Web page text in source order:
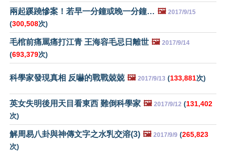
兩起蹊蹺慘案！若早一分鐘或晚一分鐘… 🖼️ 2017/9/15
(300,508次)
毛棺前痛罵痛打江青 王海容毛忌日離世 🖼️ 2017/9/14
(693,379次)
科學家發現真相 反嚇的戰戰兢兢 🖼️ 2017/9/13 (133,881次)
英女失明後用天目看東西 難倒科學家 🖼️ 2017/9/12 (131,402
次)
解周易八卦與神傳文字之水乳交溶(3) 🖼️ 2017/9/9 (265,823
次)